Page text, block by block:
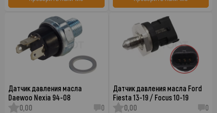
Датчик давления масла
Daewoo Nexia 94-08
0,00
0
Датчик давления масла Ford
Fiesta 13-19 / Focus 10-19
0,00
0